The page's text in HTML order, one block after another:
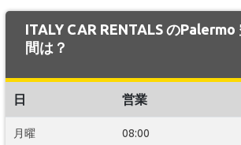
ITALY CAR RENTALS の
間は？
日 営業
月曜 08:00